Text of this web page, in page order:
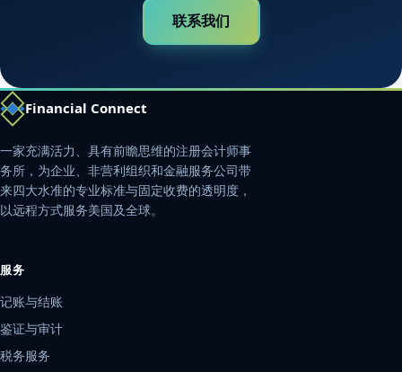
联系我们
Financial Connect
一家充满活力、具有前瞻思维的注册会计师事
务所，为企业、非营利组织和金融服务公司带
来四大水准的专业标准与固定收费的透明度，
以远程方式服务美国及全球。
服务
记账与结账
鉴证与审计
税务服务